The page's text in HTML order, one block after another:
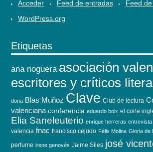
Acceder Feed de entradas
Feed
WordPress.org
Etiquetas
ana noguera asociación
escritores y críticos
dona Blas Muñoz Clave Club de lectura
valenciana conferencia eduardo boix el corte
Elia Saneleuterio enrique herreras entrevista
valencia fnac francisco cejudo Félix Molina Gloria de
perfume irene genovés Jaime Siles josé